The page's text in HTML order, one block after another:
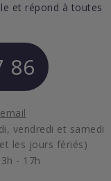
et répond à toutes
86
vendredi et samedi
les jours fériés)
- 17h